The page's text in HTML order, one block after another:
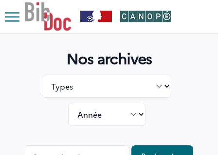
Nos archives
Le respect de votre vie privée est notre priorité